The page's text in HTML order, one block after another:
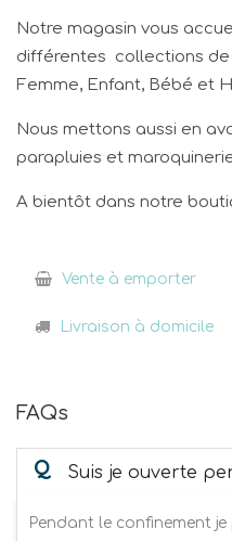
Notre magasin vous
différentes collections de
Femme, Enfant, Bébé et
Nous mettons aussi en
parapluies et
A bientôt dans notre
Vente à emporter
Livraison à domicile
FAQs
Q Suis je ouverte
Pendant le confinement